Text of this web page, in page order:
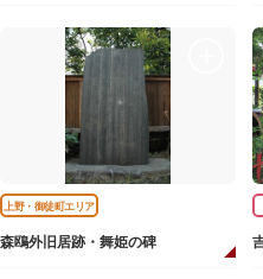
上野・御徒町エリア
森鴎外旧居跡・舞姫の碑